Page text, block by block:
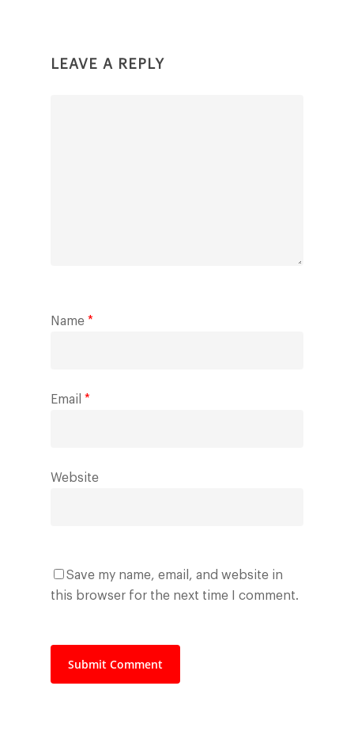
LEAVE A REPLY
Name *
Email *
Website
Save my name, email, and website in
this browser for the next time I comment.